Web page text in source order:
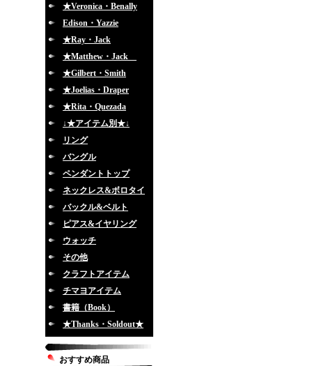
★Veronica・Benally
Edison・Yazzie
★Ray・Jack
★Matthew・Jack
★Gilbert・Smith
★Joelias・Draper
★Rita・Quezada
↓★アイテム別★↓
リング
バングル
ペンダントトップ
ネックレス&ボロタイ
バックル&ベルト
ピアス&イヤリング
ウォッチ
その他
クラフトアイテム
チマヨアイテム
書籍（Book）
★Thanks・Soldout★
おすすめ商品